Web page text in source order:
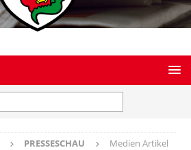
PRESSESCHAU Medien Artikel